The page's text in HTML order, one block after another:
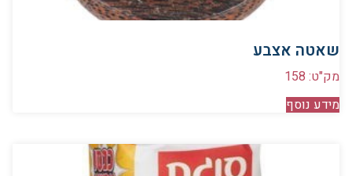
שאטה אצבע
מק"ט: 158
מידע נוסף